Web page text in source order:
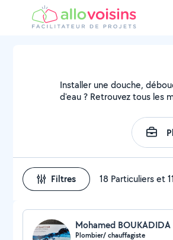
Installer une douche,
d'eau ? Retrouvez tous les
Filtres 18 Particuliers et
Mohamed BOUKADIDA
Plombier/ chauffagiste